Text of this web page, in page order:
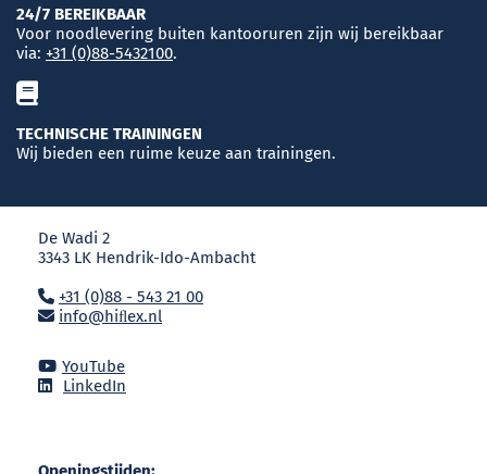
24/7 BEREIKBAAR
Voor noodlevering buiten kantooruren zijn wij bereikbaar
via: +31 (0)88-5432100.
TECHNISCHE TRAININGEN
Wij bieden een ruime keuze aan trainingen.
De Wadi 2
3343 LK Hendrik-Ido-Ambacht
+31 (0)88 - 543 21 00
info@hiﬂex.nl
YouTube
LinkedIn